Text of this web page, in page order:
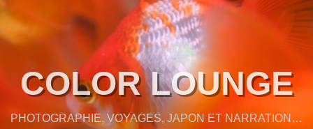
COLOR LOUNGE
PHOTOGRAPHIE, VOYAGES, JAPON ET NARRATION…